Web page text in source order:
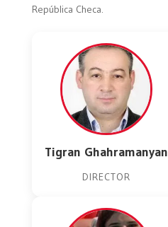
República Checa.
Tigran Ghahramanyan
DIRECTOR